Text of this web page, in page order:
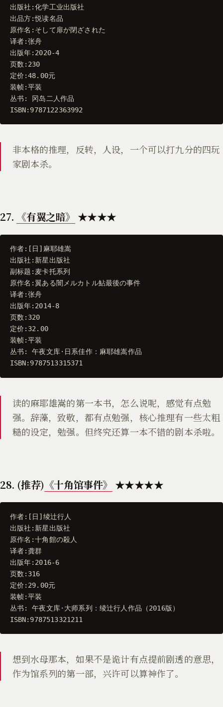
出版社 :化学工业出版社
出品方:悦读名品
原作名 : そして扉が閉ざされた
译者:张舟
出版年: 2020-4
页数 : 230
定价 :48.00元
装帧:平装
丛书 :
冈岛二人作品
ISBN: 9787122363992
非本格的推理，反转，人设，一个可以打九分的四玩
家剧本杀。
27. 《有翼之暗》 ★★★★
作者:[ 日 ] 麻耶雄嵩
出版社 : 新星出版社
副标题 : 麦卡托系列
原作名 : 翼ある闇メルカトル鮎最後の事件
译者:张舟
出版年: 2014-8
页数 : 320
定价 : 32.00
装帧:平装
丛书 : 午夜文库· 日系佳作： 麻耶雄嵩作品
ISBN: 9787513315371
读的麻耶雄嵩的第一本书，怎么说呢，感觉有点勉
强。辞藻，致敬，都有点勉强，核心推理有一些太粗
糙的设定，勉强。但终究还算一本不错的剧本杀啦。
28. (推荐) 《十角馆事件》 ★★★★★
作者:[ 日 ]绫辻行人
出版社 : 新星出版社
原作名 :十角館の殺人
译者:龚群
出版年: 2016-6
页数 : 316
定价 : 29.00元
装帧:平装
丛书 : 午夜文库· 大师系列 ： 绫辻行人作品 （2016版）
ISBN: 9787513321211
想到水母那本，如果不是诡计有点提前剧透的意思，
作为馆系列的第一部，兴许可以算神作了。